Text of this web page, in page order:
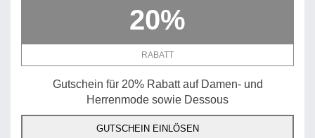
20%
RABATT
Gutschein für 20% Rabatt auf Damen- und
Herrenmode sowie Dessous
GUTSCHEIN EINLÖSEN